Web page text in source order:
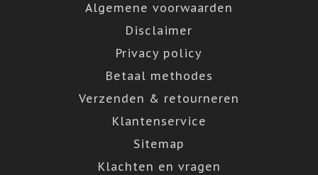
Algemene voorwaarden
Disclaimer
Privacy policy
Betaal methodes
Verzenden & retourneren
Klantenservice
Sitemap
Klachten en vragen